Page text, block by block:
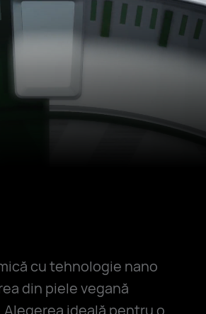
cu tehnologie nano
din piele vegană